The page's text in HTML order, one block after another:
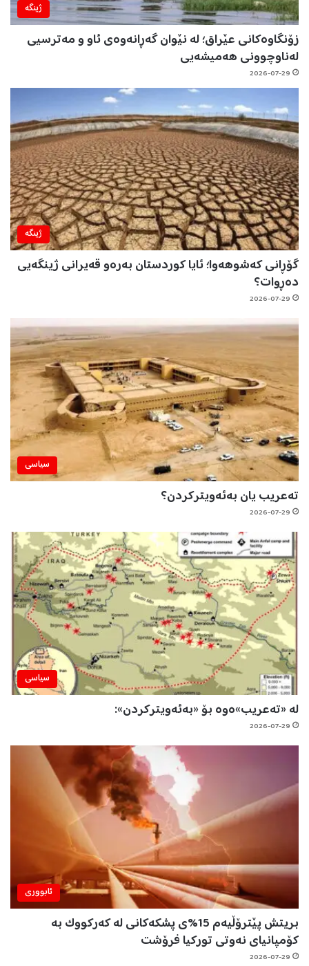
ژینگه‌
زۆنگاوەکانی عێراق؛ لە نێوان گەڕانەوەی ئاو و مەترسیی
لەناوچوونی هەمیشەیی
2026-07-29
ژینگه‌
گۆڕانی کەشوهەوا؛ ئایا کوردستان بەرەو قەیرانی ژینگەیی
دەڕوات؟
2026-07-29
سیاسی
تەعریب یان بەئەویترکردن؟
2026-07-29
سیاسی
لە «تەعریب»ەوە بۆ «بەئەویترکردن»:
2026-07-29
ئابووری
بریتش پێترۆڵیەم 15%ی پشکەکانی لە کەرکووک بە
کۆمپانیای نەوتی تورکیا فرۆشت
2026-07-29